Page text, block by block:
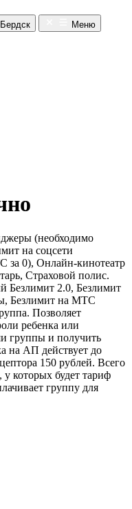
Бердск Меню
(необходимо
на соцсети
за 0), Онлайн-кинотеатр
Страховой полис.
2.0, Безлимит
Безлимит на МТС
Позволяет
ребенка или
группы и получить
на АП действует до
150 рублей. Всего
которых будет тариф
группу для